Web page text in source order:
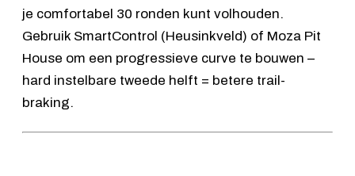
je comfortabel 30 ronden kunt volhouden.
Gebruik SmartControl (Heusinkveld) of Moza Pit
House om een progressieve curve te bouwen –
hard instelbare tweede helft = betere trail-
braking.